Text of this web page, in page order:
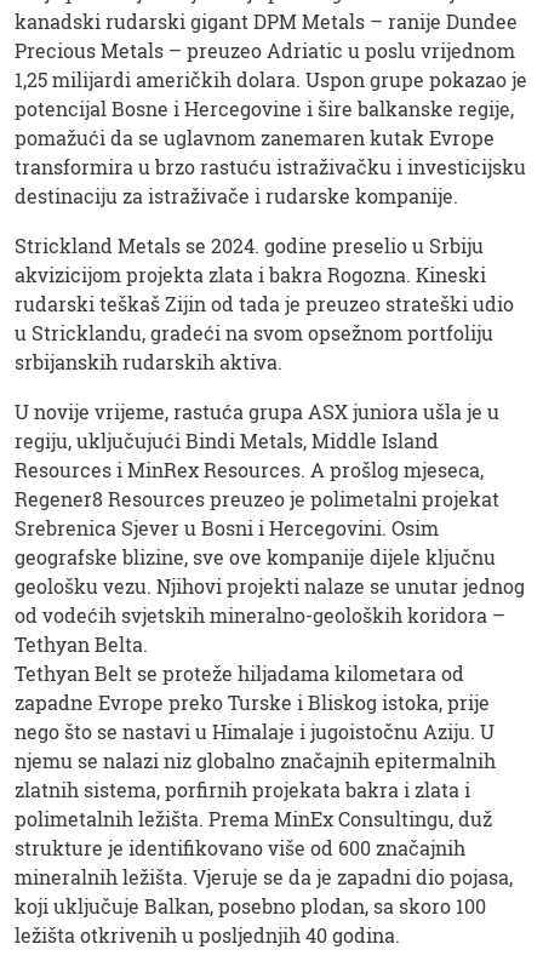
kanadski rudarski gigant DPM Metals – ranije Dundee
Precious Metals – preuzeo Adriatic u poslu vrijednom
1,25 milijardi američkih dolara. Uspon grupe pokazao je
potencijal Bosne i Hercegovine i šire balkanske regije,
pomažući da se uglavnom zanemaren kutak Evrope
transformira u brzo rastuću istraživačku i investicijsku
destinaciju za istraživače i rudarske kompanije.
Strickland Metals se 2024. godine preselio u Srbiju
akvizicijom projekta zlata i bakra Rogozna. Kineski
rudarski teškaš Zijin od tada je preuzeo strateški udio
u Stricklandu, gradeći na svom opsežnom portfoliju
srbijanskih rudarskih aktiva.
U novije vrijeme, rastuća grupa ASX juniora ušla je u
regiju, uključujući Bindi Metals, Middle Island
Resources i MinRex Resources. A prošlog mjeseca,
Regener8 Resources preuzeo je polimetalni projekat
Srebrenica Sjever u Bosni i Hercegovini. Osim
geografske blizine, sve ove kompanije dijele ključnu
geološku vezu. Njihovi projekti nalaze se unutar jednog
od vodećih svjetskih mineralno-geoloških koridora –
Tethyan Belta.
Tethyan Belt se proteže hiljadama kilometara od
zapadne Evrope preko Turske i Bliskog istoka, prije
nego što se nastavi u Himalaje i jugoistočnu Aziju. U
njemu se nalazi niz globalno značajnih epitermalnih
zlatnih sistema, porfirnih projekata bakra i zlata i
polimetalnih ležišta. Prema MinEx Consultingu, duž
strukture je identifikovano više od 600 značajnih
mineralnih ležišta. Vjeruje se da je zapadni dio pojasa,
koji uključuje Balkan, posebno plodan, sa skoro 100
ležišta otkrivenih u posljednjih 40 godina.